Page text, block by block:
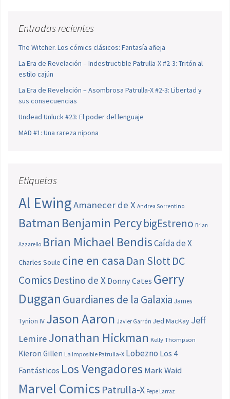
Entradas recientes
The Witcher. Los cómics clásicos: Fantasía añeja
La Era de Revelación – Indestructible Patrulla-X #2-3: Tritón al
estilo cajún
La Era de Revelación – Asombrosa Patrulla-X #2-3: Libertad y
sus consecuencias
Undead Unluck #23: El poder del lenguaje
MAD #1: Una rareza nipona
Etiquetas
Al EwingAmanecer de X Andrea Sorrentino
Batman Benjamin PercybigEstreno Brian
Azzarello Brian Michael BendisCaída de X
Charles Soule cine en casa Dan SlottDC
Comics Destino de X Donny Cates Gerry
Duggan Guardianes de la Galaxia James
Tynion IV Jason Aaron Javier Garrón Jed MacKay Jeff
LemireJonathan Hickman Kelly Thompson
Kieron Gillen La Imposible Patrulla-X Lobezno Los 4
Fantásticos Los Vengadores Mark Waid
Marvel Comics Patrulla-X Pepe Larraz